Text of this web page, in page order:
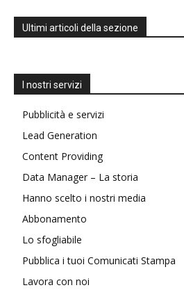
Ultimi articoli della sezione
I nostri servizi
Pubblicità e servizi
Lead Generation
Content Providing
Data Manager – La storia
Hanno scelto i nostri media
Abbonamento
Lo sfogliabile
Pubblica i tuoi Comunicati Stampa
Lavora con noi